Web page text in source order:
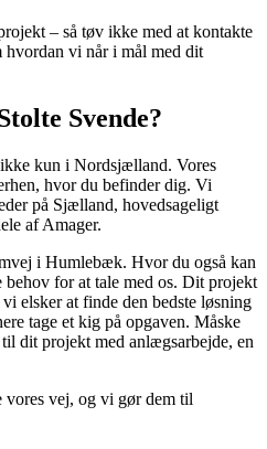
– så tøv ikke med at kontakte
hvordan vi når i mål med dit
Svende?
kun i Nordsjælland. Vores
hvor du befinder dig. Vi
på Sjælland, hovedsageligt
af Amager.
i Humlebæk. Hvor du også kan
for at tale med os. Dit projekt
elsker at finde den bedste løsning
tage et kig på opgaven. Måske
dit projekt med anlægsarbejde, en
vores vej, og vi gør dem til